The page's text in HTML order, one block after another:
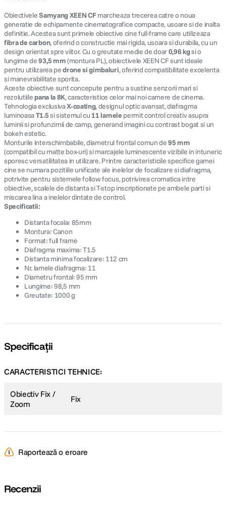
5. canon sx740 hs
6 lavaliera
7. card memorie
8. dji mic mini
9. dji osmo
10. insta 360
ObiectiveleSamyang XEEN CFmarcheaza trecerea catre o noua
generatie de echipamente cinematografice compacte, usoare si de inalta
definitie. Acestea sunt primele obiective cine full-frame care utilizeaza
fibra de carbon, oferind o constructie mai rigida, usoara si durabila, cu un
design orientat spre viitor. Cu o greutate medie de doar0,96 kgsi o
lungime de93,5 mm(montura PL), obiectivele XEEN CF sunt ideale
pentru utilizarea pedrone si gimbaluri, oferind compatibilitate excelenta
si manevrabilitate sporita.
Aceste obiective sunt concepute pentru a sustine senzorii mari si
rezolutiile pana la 8K, caracteristice celor mai noi camere de cinema.
Tehnologia exclusivaX-coating, designul optic avansat, diafragma
luminoasaT1.5si sistemul cu 11 lamele permit control creativ asupra
luminii si profunzimii de camp, generand imagini cu contrast bogat si un
bokeh estetic.
Monturile interschimbabile, diametrul frontal comun de95 mm
(compatibil cu matte box-uri) si marcajele luminescente vizibile in intuneric
sporesc versatilitatea in utilizare. Printre caracteristicile specifice gamei
cine se numara pozitiile unificate ale inelelor de focalizare si diafragma,
potrivite pentru sistemele follow focus, potrivirea cromatica intre
obiective, scalele de distanta si T-stop inscriptionate pe ambele parti si
miscarea lina a inelelor dintate de control.
Specificatii:
Distanta focala: 85mm
Montura: Canon
Format: full frame
Diafragma maxima: T1.5
Distanta minima focalizare: 112 cm
Nr. lamele diafragma: 11
Diametru frontal: 95 mm
Lungime: 98,5 mm
Greutate: 1000 g
Specificații
CARACTERISTICI TEHNICE:
Obiectiv Fix /
Zoom
Fix
Raportează o eroare
Recenzii